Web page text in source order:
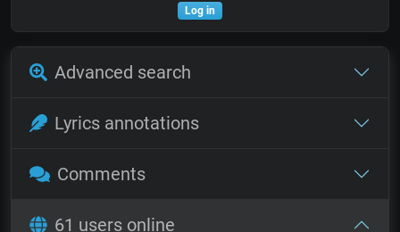
Log in
Advanced search
Lyrics annotations
Comments
61 users online